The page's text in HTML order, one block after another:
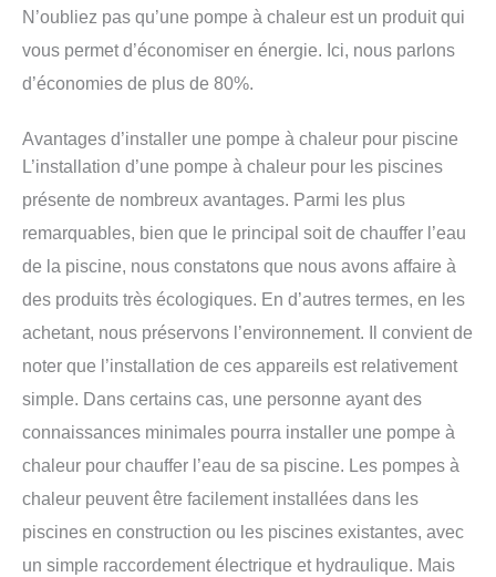
N’oubliez pas qu’une pompe à chaleur est un produit qui
vous permet d’économiser en énergie. Ici, nous parlons
d’économies de plus de 80%.
Avantages d’installer une pompe à chaleur pour piscine
L’installation d’une pompe à chaleur pour les piscines
présente de nombreux avantages. Parmi les plus
remarquables, bien que le principal soit de chauffer l’eau
de la piscine, nous constatons que nous avons affaire à
des produits très écologiques. En d’autres termes, en les
achetant, nous préservons l’environnement. Il convient de
noter que l’installation de ces appareils est relativement
simple. Dans certains cas, une personne ayant des
connaissances minimales pourra installer une pompe à
chaleur pour chauffer l’eau de sa piscine. Les pompes à
chaleur peuvent être facilement installées dans les
piscines en construction ou les piscines existantes, avec
un simple raccordement électrique et hydraulique. Mais